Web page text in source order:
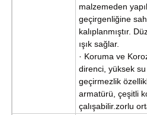
malzemeden
geçirgenliğine
kalıplanmıştır.
ışık sağlar.
· Koruma ve
direnci, yüksek
geçirmezlik
armatürü, çeşitli
çalışabilir.zorlu